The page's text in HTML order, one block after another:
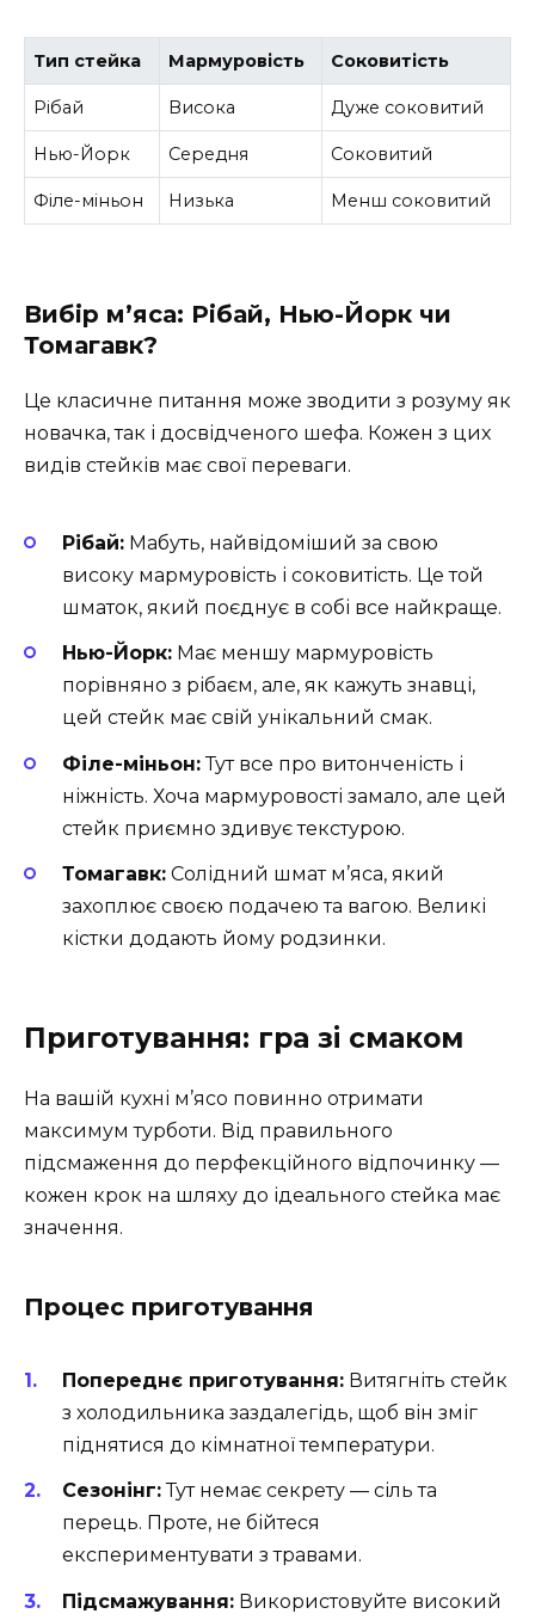
Тип стейка Мармуровість Соковитість
Рібай Висока Дуже соковитий
Нью-Йорк Середня Соковитий
Філе-міньон Низька Менш соковитий
Вибір м’яса: Рібай, Нью-Йорк чи
Томагавк?
Це класичне питання може зводити з розуму як
новачка, так і досвідченого шефа. Кожен з цих
видів стейків має свої переваги.
Рібай: Мабуть, найвідоміший за свою
високу мармуровість і соковитість. Це той
шматок, який поєднує в собі все найкраще.
Нью-Йорк: Має меншу мармуровість
порівняно з рібаєм, але, як кажуть знавці,
цей стейк має свій унікальний смак.
Філе-міньон:Тут все про витонченість і
ніжність. Хоча мармуровості замало, але цей
стейк приємно здивує текстурою.
Томагавк: Солідний шмат м’яса, який
захоплює своєю подачею та вагою. Великі
кістки додають йому родзинки.
Приготування: гра зі смаком
На вашій кухні м’ясо повинно отримати
максимум турботи. Від правильного
підсмаження до перфекційного відпочинку —
кожен крок на шляху до ідеального стейка має
значення.
Процес приготування
Попереднє приготування: Витягніть стейк
з холодильника заздалегідь, щоб він зміг
піднятися до кімнатної температури.
Сезонінг:Тут немає секрету — сіль та
перець. Проте, не бійтеся
експериментувати з травами.
Підсмажування: Використовуйте високий